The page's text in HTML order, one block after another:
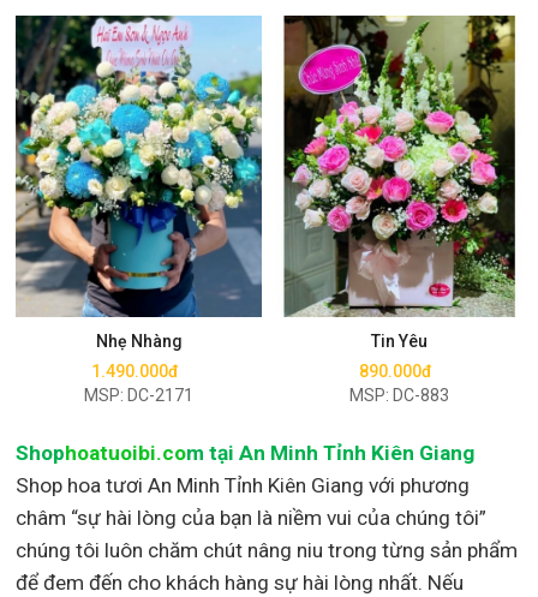
Nhẹ Nhàng
1.490.000đ
MSP: DC-2171
Mua ngay
Tin Yêu
890.000đ
MSP: DC-883
Mua ngay
Shophoatuoibi.com tại An Minh Tỉnh Kiên Giang
Shop hoa tươi An Minh Tỉnh Kiên Giang với phương
châm “sự hài lòng của bạn là niềm vui của chúng tôi”
chúng tôi luôn chăm chút nâng niu trong từng sản phẩm
để đem đến cho khách hàng sự hài lòng nhất. Nếu